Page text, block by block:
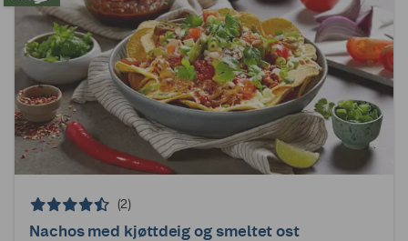
(2)
Nachos med kjøttdeig og smeltet ost